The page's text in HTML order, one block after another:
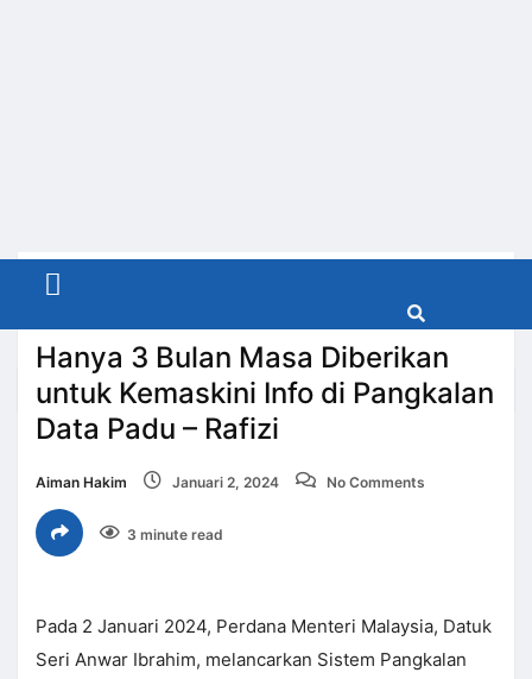
Menu
Home Berita Nasional Hanya 3 Bulan…
Hanya 3 Bulan Masa Diberikan
untuk Kemaskini Info di Pangkalan
Data Padu – Rafizi
Aiman Hakim Januari 2, 2024 No Comments
3 minute read
Pada 2 Januari 2024, Perdana Menteri Malaysia, Datuk
Seri Anwar Ibrahim, melancarkan Sistem Pangkalan